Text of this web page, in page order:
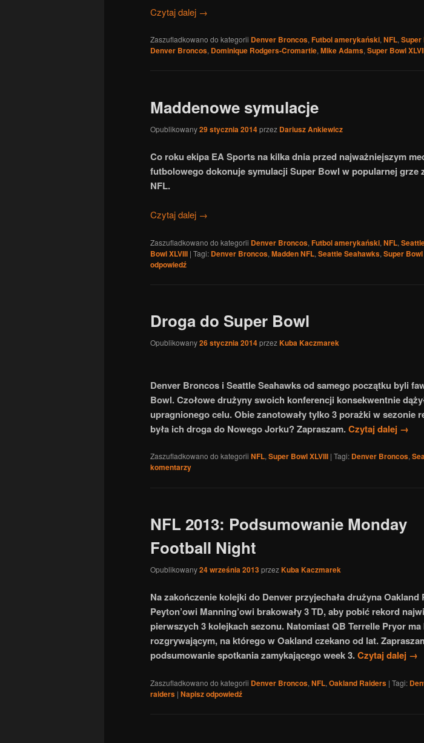
Czytaj dalej →
Zaszufladkowano do kategorii Denver Broncos, Futbol amerykański, NFL, Super
Denver Broncos, Dominique Rodgers-Cromartie, Mike Adams, Super Bowl
Maddenowe symulacje
Opublikowany29 stycznia 2014przez Dariusz Ankiewicz
Co roku ekipa EA Sports na kilka dnia przed najważniejszym
futbolowego dokonuje symulacji Super Bowl w popularnej grze
NFL.
Czytaj dalej →
Zaszufladkowano do kategorii Denver Broncos, Futbol amerykański, NFL,
Bowl XLVIII | Tagi: Denver Broncos, Madden NFL, Seattle Seahawks, Super Bowl
odpowiedź
Droga do Super Bowl
Opublikowany26 stycznia 2014przezKuba Kaczmarek
Denver Broncos i Seattle Seahawks od samego początku byli
Bowl. Czołowe drużyny swoich konferencji konsekwentnie
upragnionego celu. Obie zanotowały tylko 3 porażki w sezonie
była ich droga do Nowego Jorku? Zapraszam.Czytaj dalej →
Zaszufladkowano do kategorii NFL, Super Bowl XLVIII | Tagi: Denver Broncos,
komentarzy
NFL 2013: Podsumowanie Monday
Football Night
Opublikowany24 września 2013przezKuba Kaczmarek
Na zakończenie kolejki do Denver przyjechała drużyna Oakland
Peyton’owi Manning’owi brakowały 3 TD, aby pobić rekord
pierwszych 3 kolejkach sezonu. Natomiast QB Terrelle Pryor
rozgrywającym, na którego w Oakland czekano od lat.
podsumowanie spotkania zamykającego week 3.Czytaj dalej →
Zaszufladkowano do kategorii Denver Broncos, NFL, Oakland Raiders | Tagi:
raiders | Napisz odpowiedź